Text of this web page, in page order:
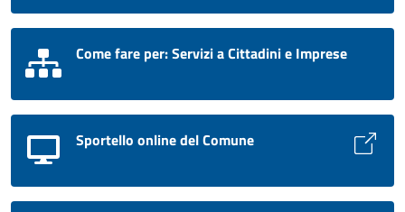
Come fare per: Servizi a Cittadini e Imprese
Sportello online del Comune